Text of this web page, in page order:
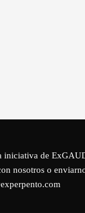
iniciativa de
nosotros o